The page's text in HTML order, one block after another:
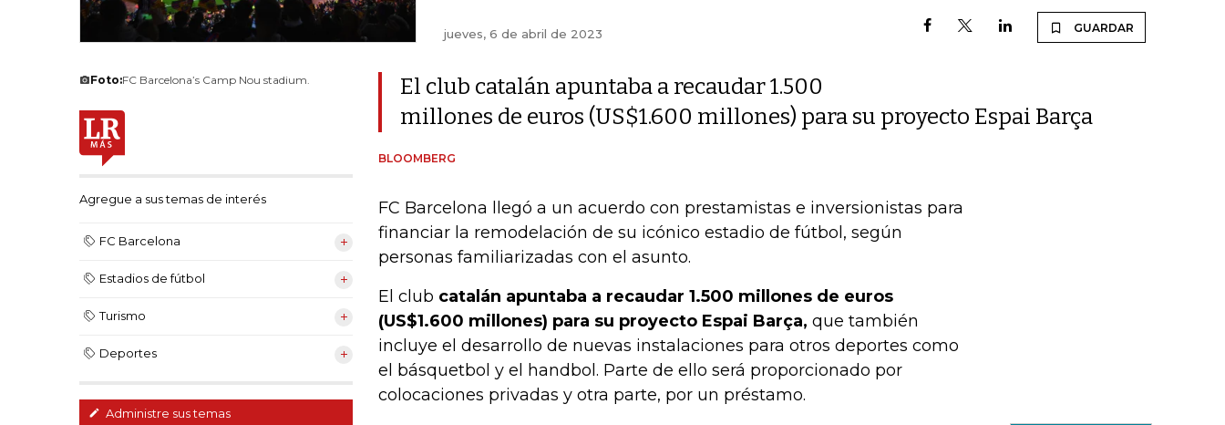
jueves, 6 de abril de 2023 GUARDAR
Foto:FC Barcelona’s Camp Nou stadium.
Agregue a sus temas de interés
FC Barcelona
Estadios de fútbol
Turismo
Deportes
Administre sus temas
El club catalán apuntaba a recaudar 1.500
millones de euros (US$1.600 millones) para su proyecto Espai Barça
BLOOMBERG
FC Barcelona llegó a un acuerdo con prestamistas e inversionistas para
financiar la remodelación de su icónico estadio de fútbol, según
personas familiarizadas con el asunto.
El club catalán apuntaba a recaudar 1.500 millones de euros
(US$1.600 millones) para su proyecto Espai Barça, que también
incluye el desarrollo de nuevas instalaciones para otros deportes como
el básquetbol y el handbol. Parte de ello será proporcionado por
colocaciones privadas y otra parte, por un préstamo.